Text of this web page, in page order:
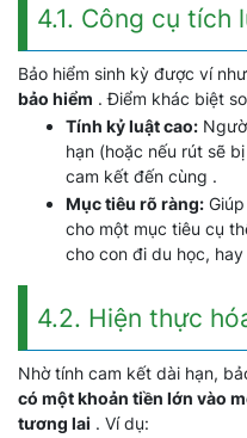
4.1. Công cụ tích
Bảo hiểm sinh kỳ được ví
bảo hiểm . Điểm khác biệt
Tính kỷ luật cao:
hạn (hoặc nếu rút sẽ
cam kết đến cùng .
Mục tiêu rõ ràng:
cho một mục tiêu cụ
cho con đi du học,
4.2. Hiện thực
Nhờ tính cam kết dài hạn,
có một khoản tiền lớn vào
tương lai . Ví dụ: